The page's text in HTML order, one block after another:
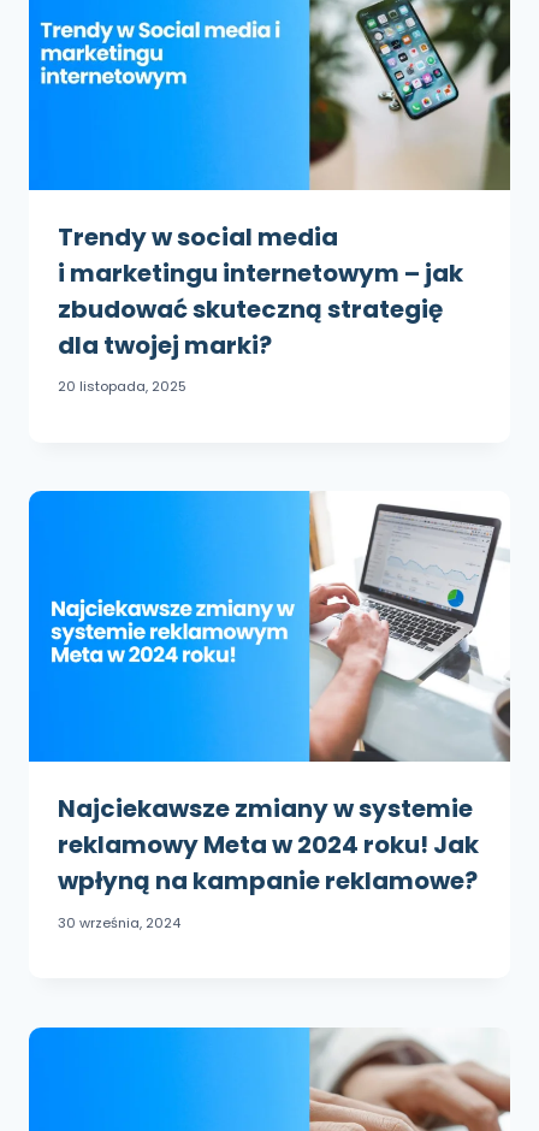
Trendy w social media
i marketingu internetowym – jak
zbudować skuteczną strategię
dla twojej marki?
20 listopada, 2025
Najciekawsze zmiany w systemie
reklamowy Meta w 2024 roku! Jak
wpłyną na kampanie reklamowe?
30 września, 2024